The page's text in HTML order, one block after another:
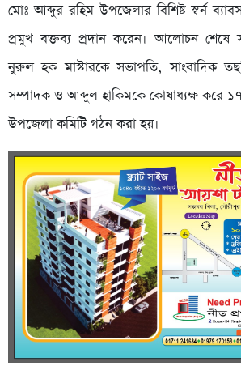
মোঃ আব্দুর রহিম উপজেলার বিশিষ্ট স্বর্ন
প্রমুখ বক্তব্য প্রদান করেন। আলোচন শেষে
নুরুল হক মাস্টারকে সভাপতি, সাংবাদিক
সম্পাদক ও আব্দুল হাকিমকে কোষাধ্যক্ষ করে
উপজেলা কমিটি গঠন করা হয়।